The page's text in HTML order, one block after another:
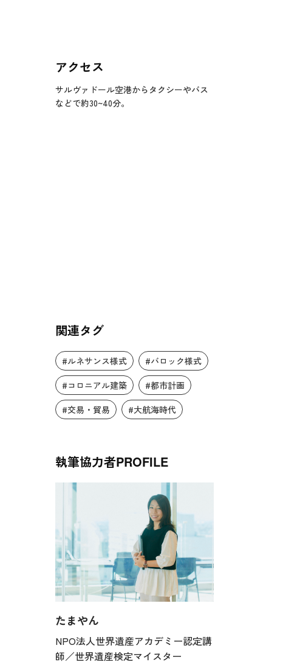
アクセス
サルヴァドール空港からタクシーやバス
などで約30~40分。
関連タグ
#ルネサンス様式
#バロック様式
#コロニアル建築
#都市計画
#交易・貿易
#大航海時代
執筆協力者PROFILE
たまやん
NPO法人世界遺産アカデミー認定講
師／世界遺産検定マイスター